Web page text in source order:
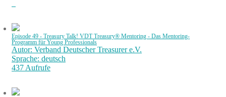
Episode 49 - Treasury Talk! VDT Treasury® Mentoring - Das Mentoring-
Programm für Young Professionals
Autor: Verband Deutscher Treasurer e.V.
Sprache: deutsch
437 Aufrufe